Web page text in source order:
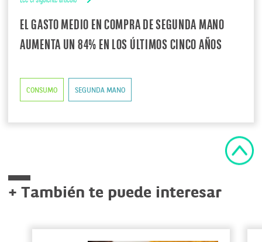
EL GASTO MEDIO EN COMPRA DE SEGUNDA MANO
AUMENTA UN 84% EN LOS ÚLTIMOS CINCO AÑOS
CONSUMO SEGUNDA MANO
+ También te puede interesar